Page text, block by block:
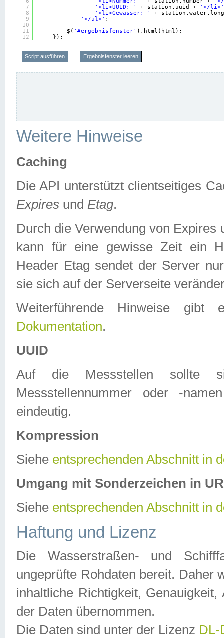
7
8
9
10
11
12
'<li>UUID: '
+ station.uuid +
'</li>'
'<li>Gewässer: '
+
'</ul>' ;
$( '#ergebnisfenster' ).html(html);
});
Script ausführen Ergebnisfenster leeren
Weitere Hinweise
Caching
Die API unterstützt clientseitiges
Expires und Etag.
Durch die Verwendung von
kann für eine gewisse Zeit ein
Header Etag sendet der Server
sie sich auf der Serverseite
Weiterführende Hinweise
Dokumentation.
UUID
Auf die Messstellen sollte
Messstellennummer oder -
eindeutig.
Kompression
Siehe entsprechenden Abschnitt in
Umgang mit Sonderzeichen in
Siehe entsprechenden Abschnitt in
Haftung und Lizenz
Die Wasserstraßen- und
ungeprüfte Rohdaten bereit. Daher
inhaltliche Richtigkeit,
der Daten übernommen.
Die Daten sind unter der Lizenz